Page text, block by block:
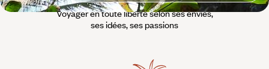
Voyager en toute liberté selon ses envies,
ses idées, ses passions